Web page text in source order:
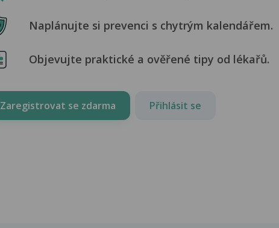
Naplánujte si prevenci s chytrým kalendářem.
Objevujte praktické a ověřené tipy od lékařů.
Zaregistrovat se zdarma Přihlásit se